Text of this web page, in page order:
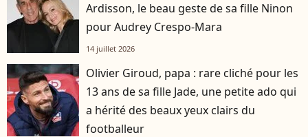
Ardisson, le beau geste de sa fille Ninon
pour Audrey Crespo-Mara
14 juillet 2026
Olivier Giroud, papa : rare cliché pour les
13 ans de sa fille Jade, une petite ado qui
a hérité des beaux yeux clairs du
footballeur